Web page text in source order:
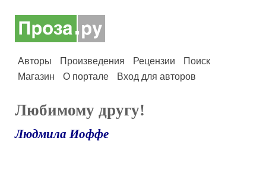
Авторы Произведения Рецензии
Поиск
Магазин
О портале Вход для авторов
Любимому другу!
Людмила Иоффе